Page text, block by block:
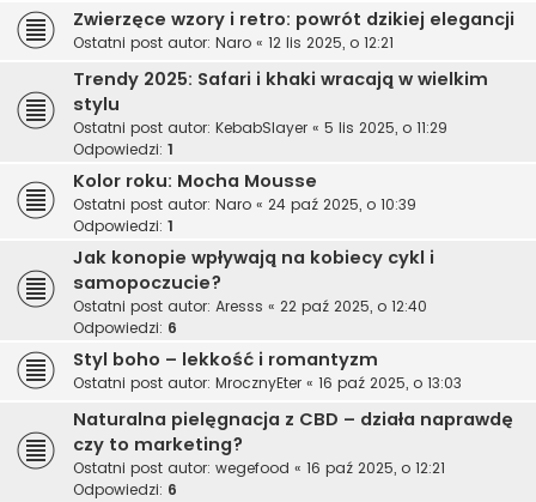
Zwierzęce wzory i retro: powrót dzikiej elegancji
Ostatni post autor: Naro « 12 lis 2025, o 12:21
Trendy 2025: Safari i khaki wracają w wielkim
stylu
Ostatni post autor: KebabSlayer « 5 lis 2025, o 11:29
Odpowiedzi: 1
Kolor roku: Mocha Mousse
Ostatni post autor: Naro « 24 paź 2025, o 10:39
Odpowiedzi: 1
Jak konopie wpływają na kobiecy cykl i
samopoczucie?
Ostatni post autor: Aresss « 22 paź 2025, o 12:40
Odpowiedzi: 6
Styl boho – lekkość i romantyzm
Ostatni post autor: MrocznyEter « 16 paź 2025, o 13:03
Naturalna pielęgnacja z CBD – działa naprawdę
czy to marketing?
Ostatni post autor: wegefood « 16 paź 2025, o 12:21
Odpowiedzi: 6